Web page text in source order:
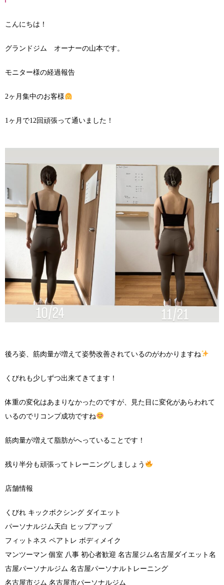
こんにちは！
グランドジム オーナーの山本です。
モニター様の経過報告
2ヶ月集中のお客様
1ヶ月で12回頑張って通いました！
後ろ姿、筋肉量が増えて姿勢改善されているのがわかりますね
くびれも少しずつ出来てきてます！
体重の変化はあまりなかったのですが、見た目に変化があらわれて
いるのでリコンプ成功ですね
筋肉量が増えて脂肪がへっていることです！
残り半分も頑張ってトレーニングしましょう
店舗情報
くびれ キックボクシング ダイエット
パーソナルジム天白 ヒップアップ
フィットネス ペアトレ ボディメイク
マンツーマン 個室 八事 初心者歓迎 名古屋ジム名古屋ダイエット名
古屋パーソナルジム 名古屋パーソナルトレーニング
名古屋市ジム 名古屋市パーソナルジム